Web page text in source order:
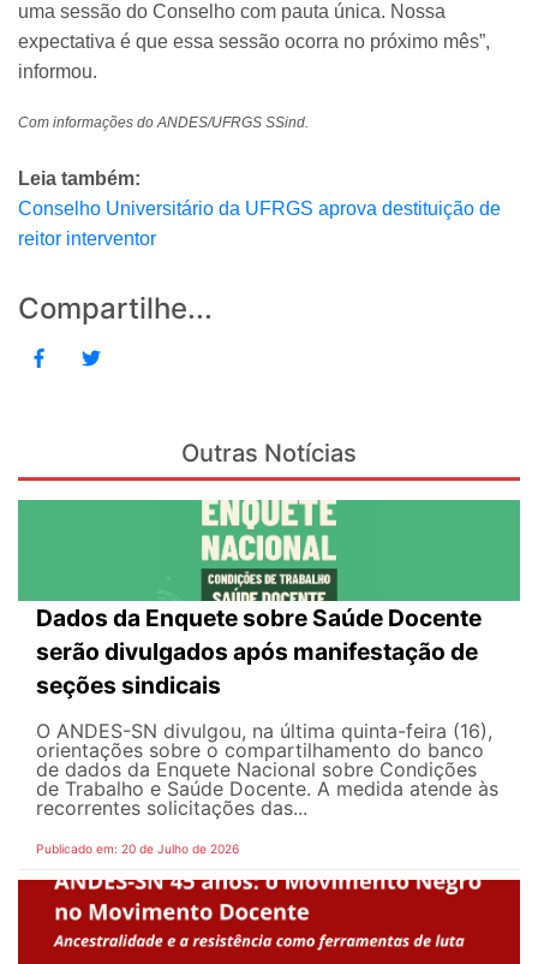
uma sessão do Conselho com pauta única. Nossa
expectativa é que essa sessão ocorra no próximo mês”,
informou.
Com informações do ANDES/UFRGS SSind.
Leia também:
Conselho Universitário da UFRGS aprova destituição de
reitor interventor
Compartilhe...
Outras Notícias
Dados da Enquete sobre Saúde Docente
serão divulgados após manifestação de
seções sindicais
O ANDES-SN divulgou, na última quinta-feira (16),
orientações sobre o compartilhamento do banco
de dados da Enquete Nacional sobre Condições
de Trabalho e Saúde Docente. A medida atende às
recorrentes solicitações das...
Publicado em: 20 de Julho de 2026